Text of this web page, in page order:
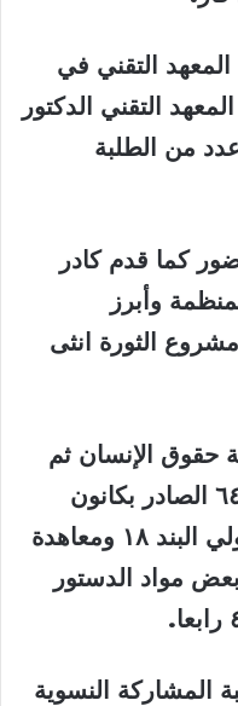
التقني في
التقني الدكتور
من الطلبة
كما قدم كادر
وأبرز
الثورة انثى
حقوق الإنسان ثم
قرار الجمعية العامة الرقم ٦٤٩ الصادر بكانون
الاول ١٩٥٢ مرورا بالعهد الدولي البند ١٨ ومعاهدة
مواد الدستور
المشاركة النسوية